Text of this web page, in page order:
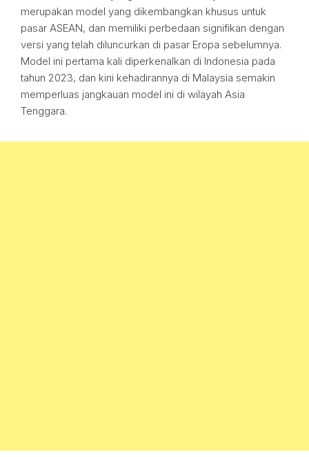
merupakan model yang dikembangkan khusus untuk
pasar ASEAN, dan memiliki perbedaan signifikan dengan
versi yang telah diluncurkan di pasar Eropa sebelumnya.
Model ini pertama kali diperkenalkan di Indonesia pada
tahun 2023, dan kini kehadirannya di Malaysia semakin
memperluas jangkauan model ini di wilayah Asia
Tenggara.